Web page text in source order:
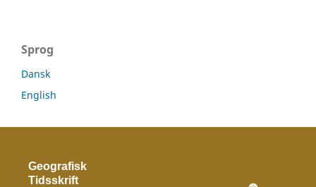
Sprog
Dansk
English
Geografisk
Tidsskrift